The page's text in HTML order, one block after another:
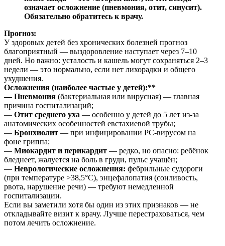
означает осложнение (пневмония, отит, синусит).
Обязательно обратитесь к врачу.
Прогноз:
У здоровых детей без хронических болезней прогноз
благоприятный — выздоровление наступает через 7–10
дней. Но важно: усталость и кашель могут сохраняться 2–3
недели — это нормально, если нет лихорадки и общего
ухудшения.
Осложнения (наиболее частые у детей):**
—Пневмония (бактериальная или вирусная) — главная
причина госпитализаций;
— Отит среднего уха — особенно у детей до 5 лет из-за
анатомических особенностей евстахиевой трубы;
— Бронхиолит — при инфицировании РС-вирусом на
фоне гриппа;
— Миокардит и перикардит — редко, но опасно: ребёнок
бледнеет, жалуется на боль в груди, пульс учащён;
— Неврологические осложнения: фебрильные судороги
(при температуре >38,5°C), энцефалопатия (сонливость,
рвота, нарушение речи) — требуют немедленной
госпитализации.
Если вы заметили хотя бы один из этих признаков — не
откладывайте визит к врачу. Лучше перестраховаться, чем
потом лечить осложнение.